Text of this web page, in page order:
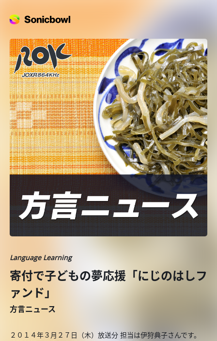
Language Learning
寄付で子どもの夢応援「にじのはしフ
ァンド」
方言ニュース
２０１４年３月２７日（木）放送分 担当は伊狩典子さんです。